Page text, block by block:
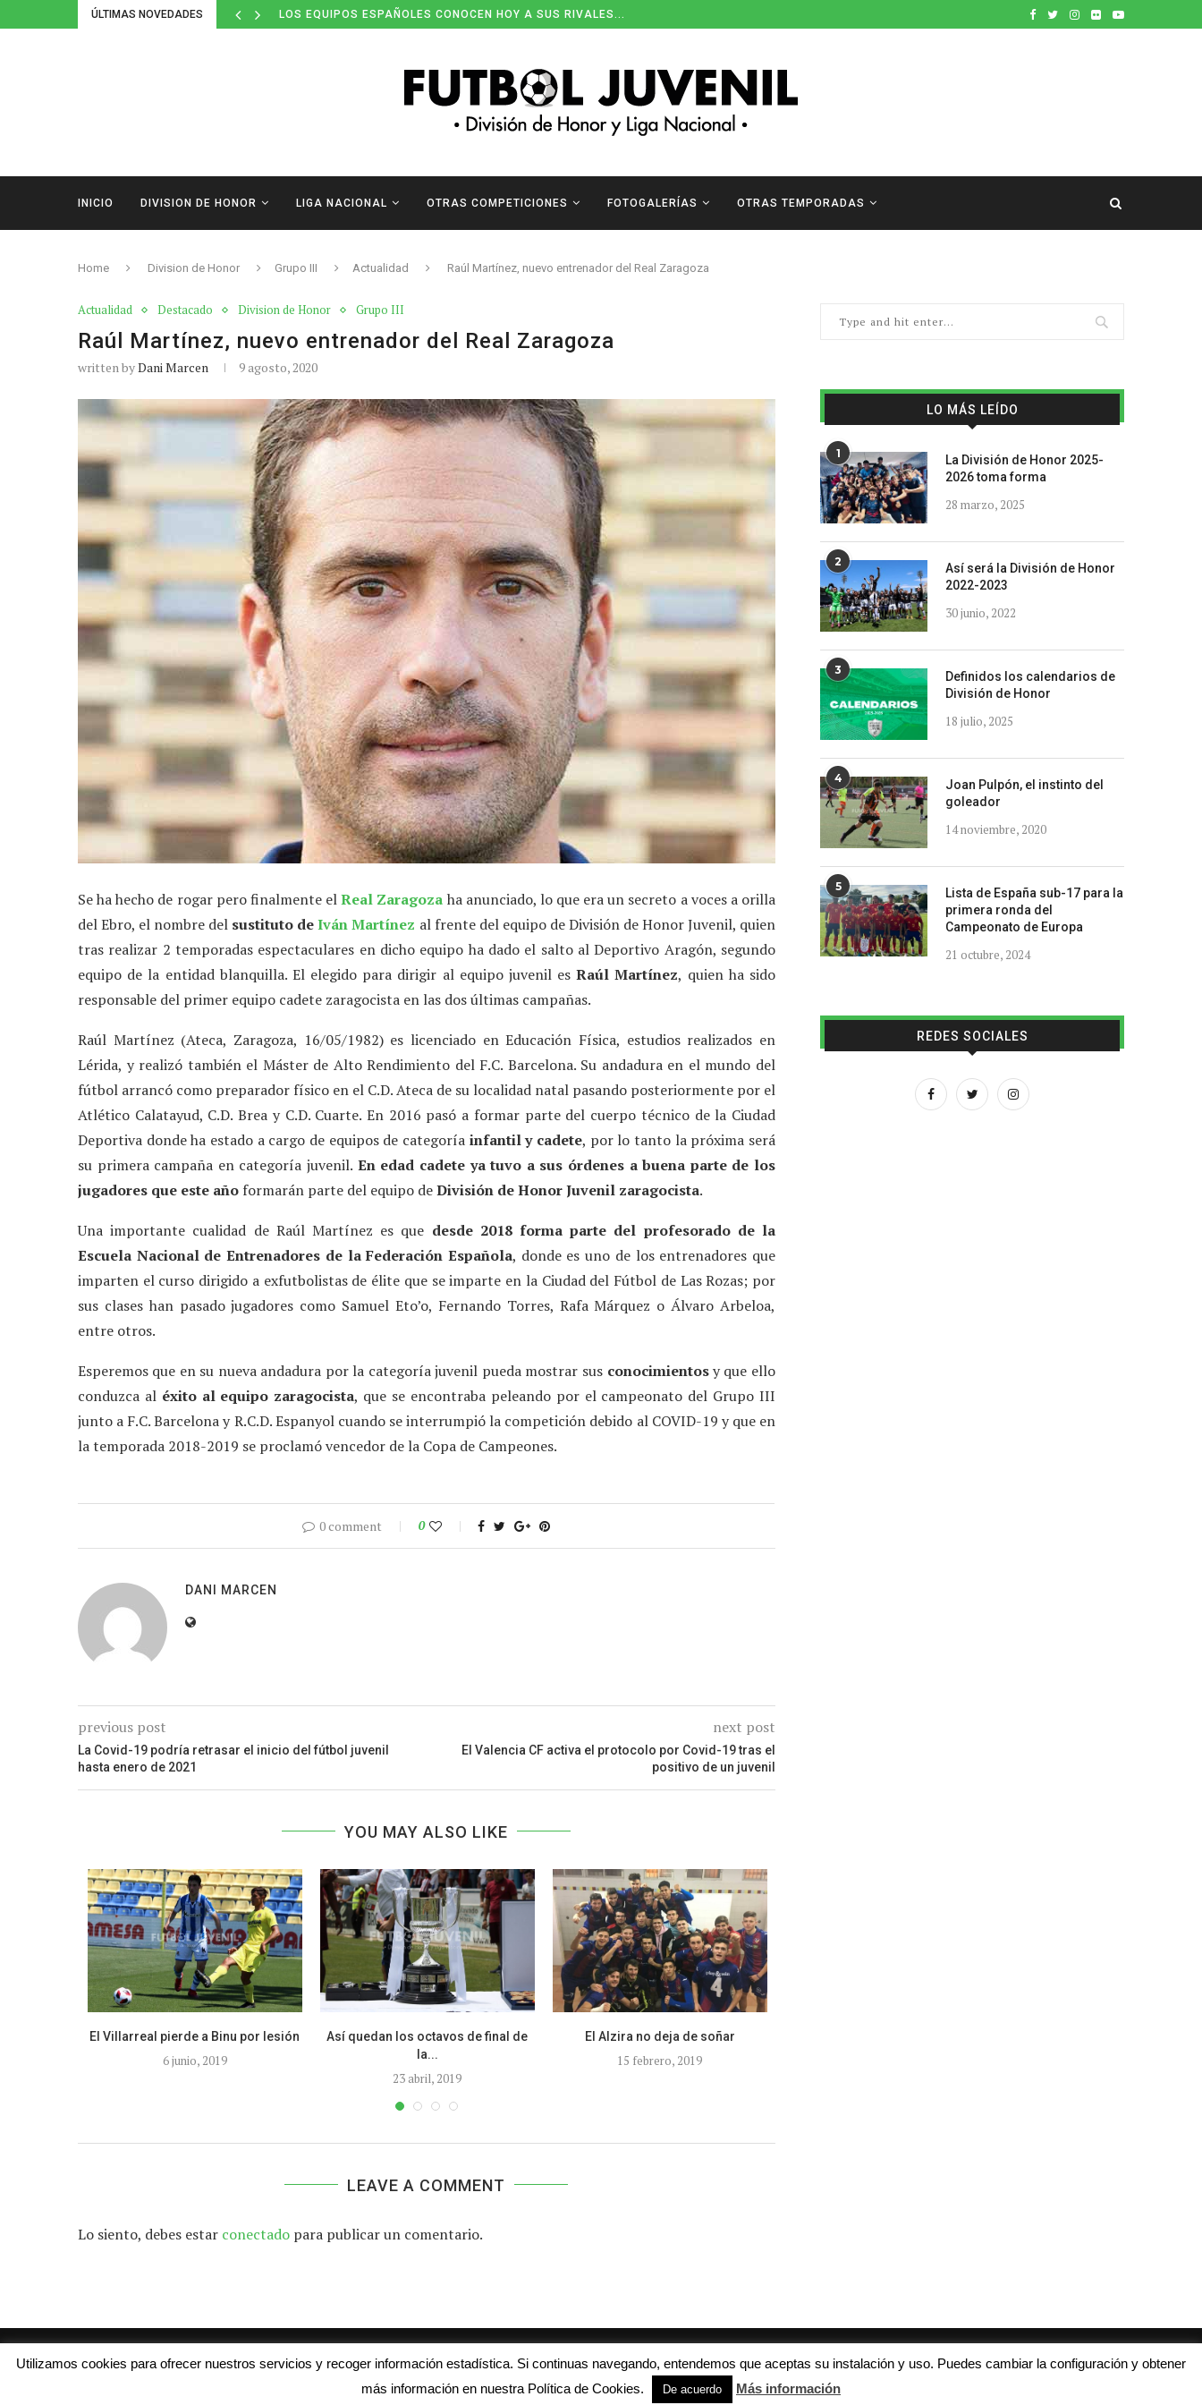
ÚLTIMAS NOVEDADES LOS EQUIPOS ESPAÑOLES CONOCEN HOY A SUS RIVALES...
INICIO DIVISION DE HONOR LIGA NACIONAL OTRAS COMPETICIONES FOTOGALERÍAS OTRAS TEMPORADAS
Home Division de Honor Grupo III Actualidad Raúl Martínez, nuevo entrenador del Real Zaragoza
Actualidad Destacado Division de Honor Grupo III
Raúl Martínez, nuevo entrenador del Real Zaragoza
written byDani Marcen 9 agosto, 2020
Se ha hecho de rogar pero finalmente elReal Zaragoza ha anunciado, lo que era un secreto a voces a orilla
del Ebro, el nombre del sustituto deIván Martínez al frente del equipo de División de Honor Juvenil, quien
tras realizar 2 temporadas espectaculares en dicho equipo ha dado el salto al Deportivo Aragón, segundo
equipo de la entidad blanquilla. El elegido para dirigir al equipo juvenil esRaúl Martínez, quien ha sido
responsable del primer equipo cadete zaragocista en las dos últimas campañas.
Raúl Martínez (Ateca, Zaragoza, 16/05/1982) es licenciado en Educación Física, estudios realizados en
Lérida, y realizó también el Máster de Alto Rendimiento del F.C. Barcelona. Su andadura en el mundo del
fútbol arrancó como preparador físico en el C.D. Ateca de su localidad natal pasando posteriormente por el
Atlético Calatayud, C.D. Brea y C.D. Cuarte. En 2016 pasó a formar parte del cuerpo técnico de la Ciudad
Deportiva donde ha estado a cargo de equipos de categoría infantil y cadete, por lo tanto la próxima será
su primera campaña en categoría juvenil. En edad cadete ya tuvo a sus órdenes a buena parte de los
jugadores que este año formarán parte del equipo deDivisión de Honor Juvenil zaragocista.
Una importante cualidad de Raúl Martínez es que desde 2018 forma parte del profesorado de la
Escuela Nacional de Entrenadores de la Federación Española, donde es uno de los entrenadores que
imparten el curso dirigido a exfutbolistas de élite que se imparte en la Ciudad del Fútbol de Las Rozas; por
sus clases han pasado jugadores como Samuel Eto’o, Fernando Torres, Rafa Márquez o Álvaro Arbeloa,
entre otros.
Esperemos que en su nueva andadura por la categoría juvenil pueda mostrar sus conocimientosy que ello
conduzca al éxito al equipo zaragocista, que se encontraba peleando por el campeonato del Grupo III
junto a F.C. Barcelona y R.C.D. Espanyol cuando se interrumpió la competición debido al COVID-19 y que en
la temporada 2018-2019 se proclamó vencedor de la Copa de Campeones.
0 comment 0
DANI MARCEN
previous post
La Covid-19 podría retrasar el inicio del fútbol juvenil
hasta enero de 2021
next post
El Valencia CF activa el protocolo por Covid-19 tras el
positivo de un juvenil
YOU MAY ALSO LIKE
El Villarreal pierde a Binu por lesión
6 junio, 2019
Así quedan los octavos de final de
la...
23 abril, 2019
El Alzira no deja de soñar
15 febrero, 2019
LEAVE A COMMENT
Lo siento, debes estar conectado para publicar un comentario.
LO MÁS LEÍDO
1
La División de Honor 2025-
2026 toma forma
28 marzo, 2025
2
Así será la División de Honor
2022-2023
30 junio, 2022
3
Definidos los calendarios de
División de Honor
18 julio, 2025
4
Joan Pulpón, el instinto del
goleador
14 noviembre, 2020
5
Lista de España sub-17 para la
primera ronda del
Campeonato de Europa
21 octubre, 2024
REDES SOCIALES
Aviso legal Contacto Colabora con nosotros
© 2016 - futboljuvenil.es
Utilizamos cookies para ofrecer nuestros servicios y recoger información estadística. Si continuas navegando, entendemos que aceptas su instalación y uso. Puedes cambiar la configuración y obtener
más información en nuestra Política de Cookies.
De acuerdo Más información